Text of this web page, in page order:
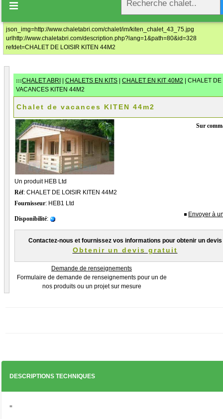

json_img=http://www.chaletabri.com/chalet/im/kiten_chalet_43_75.jpg
urlhttp://www.chaletabri.com/description.php?lang=1&path=80&id=328
refdet=CHALET DE LOISIR KITEN 44M2
:::CHALET ABRI CHALETS EN KITS CHALET EN KIT 40M2 | CHALET DE
VACANCES KITEN 44M2
Chalet de vacances KITEN 44m2
Sur
Un produit HEB Ltd
Réf: CHALET DE LOISIR KITEN 44M2
Fournisseur: HEB1 Ltd
Disponibilité:
Envoyer à
Contactez-nous et fournissez vos informations pour obtenir un devis
Obtenir un devis gratuit
Civilité * Monsieur Madame
Nom*
Prénom*
Entreprise
Domaine d'activité
No TVA Intracommunautaire
Ville*
Adresse E-mail*
Demande de renseignements
Formulaire de demande de renseignements pour un de
nos produits ou un projet sur mesure
DESCRIPTIONS TECHNIQUES
=